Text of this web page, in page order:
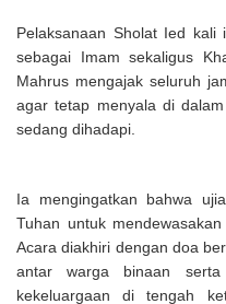
Pelaksanaan Sholat Ied kali
sebagai Imam sekaligus
Mahrus mengajak seluruh
agar tetap menyala di
sedang dihadapi.
Ia mengingatkan bahwa
Tuhan untuk
Acara diakhiri dengan doa
antar warga binaan serta
kekeluargaan di tengah